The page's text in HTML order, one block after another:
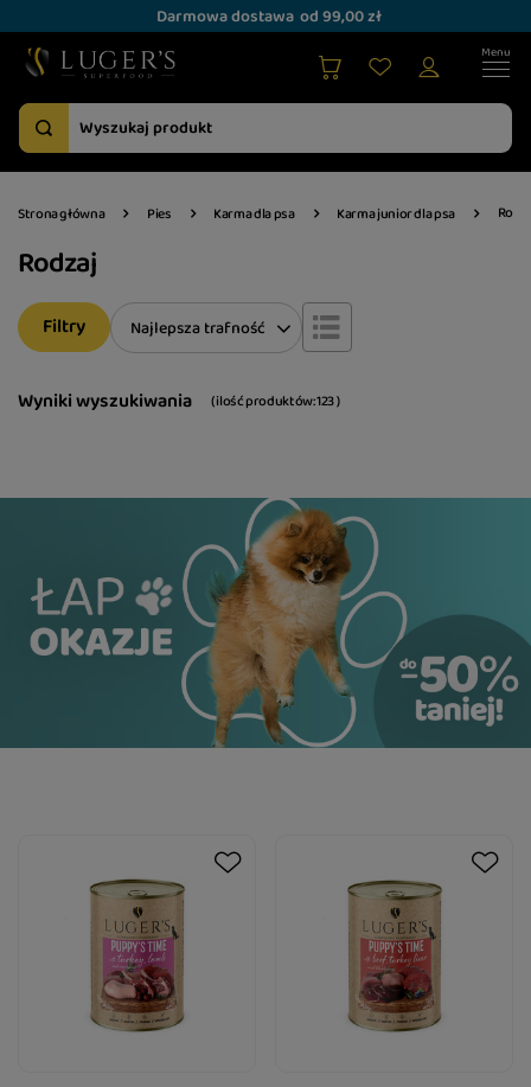
Darmowa dostawa od 99,00 zł
Strona główna Pies Karma dla psa Karma junior dla psa
Rodzaj
Wyniki wyszukiwania ( ilość produktów:123)
Zmień sortowanie
Najlepsza trafność
Filtry